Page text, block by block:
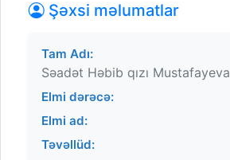
Şəxsi məlumatlar
Tam Adı:
Səadət Həbib qızı Mustafayeva
Elmi dərəcə:
Elmi ad:
Təvəllüd: